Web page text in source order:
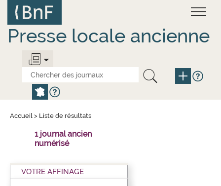
contenu
principal
Presse locale ancienne
Accueil > Liste de résultats
1 journal ancien
numérisé
VOTRE AFFINAGE
Panneau de gestion des cookies